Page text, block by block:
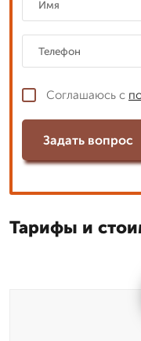
Соглашаюсь с
Задать вопрос
Тарифы и